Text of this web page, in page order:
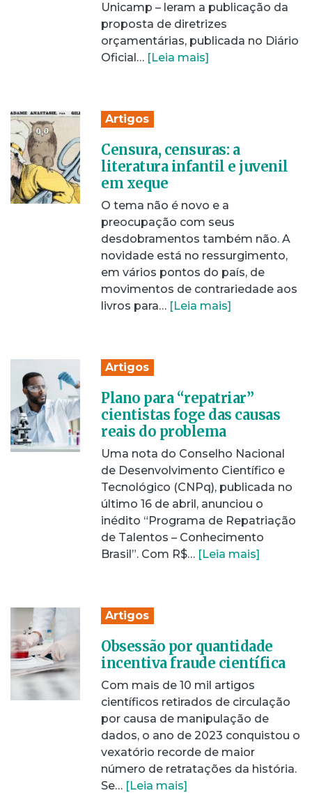
Unicamp – leram a publicação da
proposta de diretrizes
orçamentárias, publicada no Diário
Oficial… [Leia mais]
Artigos
Censura, censuras: a
literatura infantil e juvenil
em xeque
O tema não é novo e a
preocupação com seus
desdobramentos também não. A
novidade está no ressurgimento,
em vários pontos do país, de
movimentos de contrariedade aos
livros para… [Leia mais]
Artigos
Plano para “repatriar”
cientistas foge das causas
reais do problema
Uma nota do Conselho Nacional
de Desenvolvimento Científico e
Tecnológico (CNPq), publicada no
último 16 de abril, anunciou o
inédito “Programa de Repatriação
de Talentos – Conhecimento
Brasil”. Com R$… [Leia mais]
Artigos
Obsessão por quantidade
incentiva fraude científica
Com mais de 10 mil artigos
científicos retirados de circulação
por causa de manipulação de
dados, o ano de 2023 conquistou o
vexatório recorde de maior
número de retratações da história.
Se… [Leia mais]